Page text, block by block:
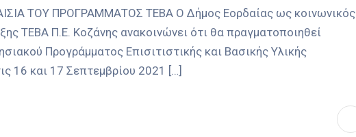
ΤΟΥ ΠΡΟΓΡΑΜΜΑΤΟΣ ΤΕΒΑ Ο Δήμος Εορδαίας ως κοινωνικός
ΤΕΒΑ Π.Ε. Κοζάνης ανακοινώνει ότι θα πραγματοποιηθεί
Προγράμματος Επισιτιστικής και Βασικής Υλικής
16 και 17 Σεπτεμβρίου 2021 […]